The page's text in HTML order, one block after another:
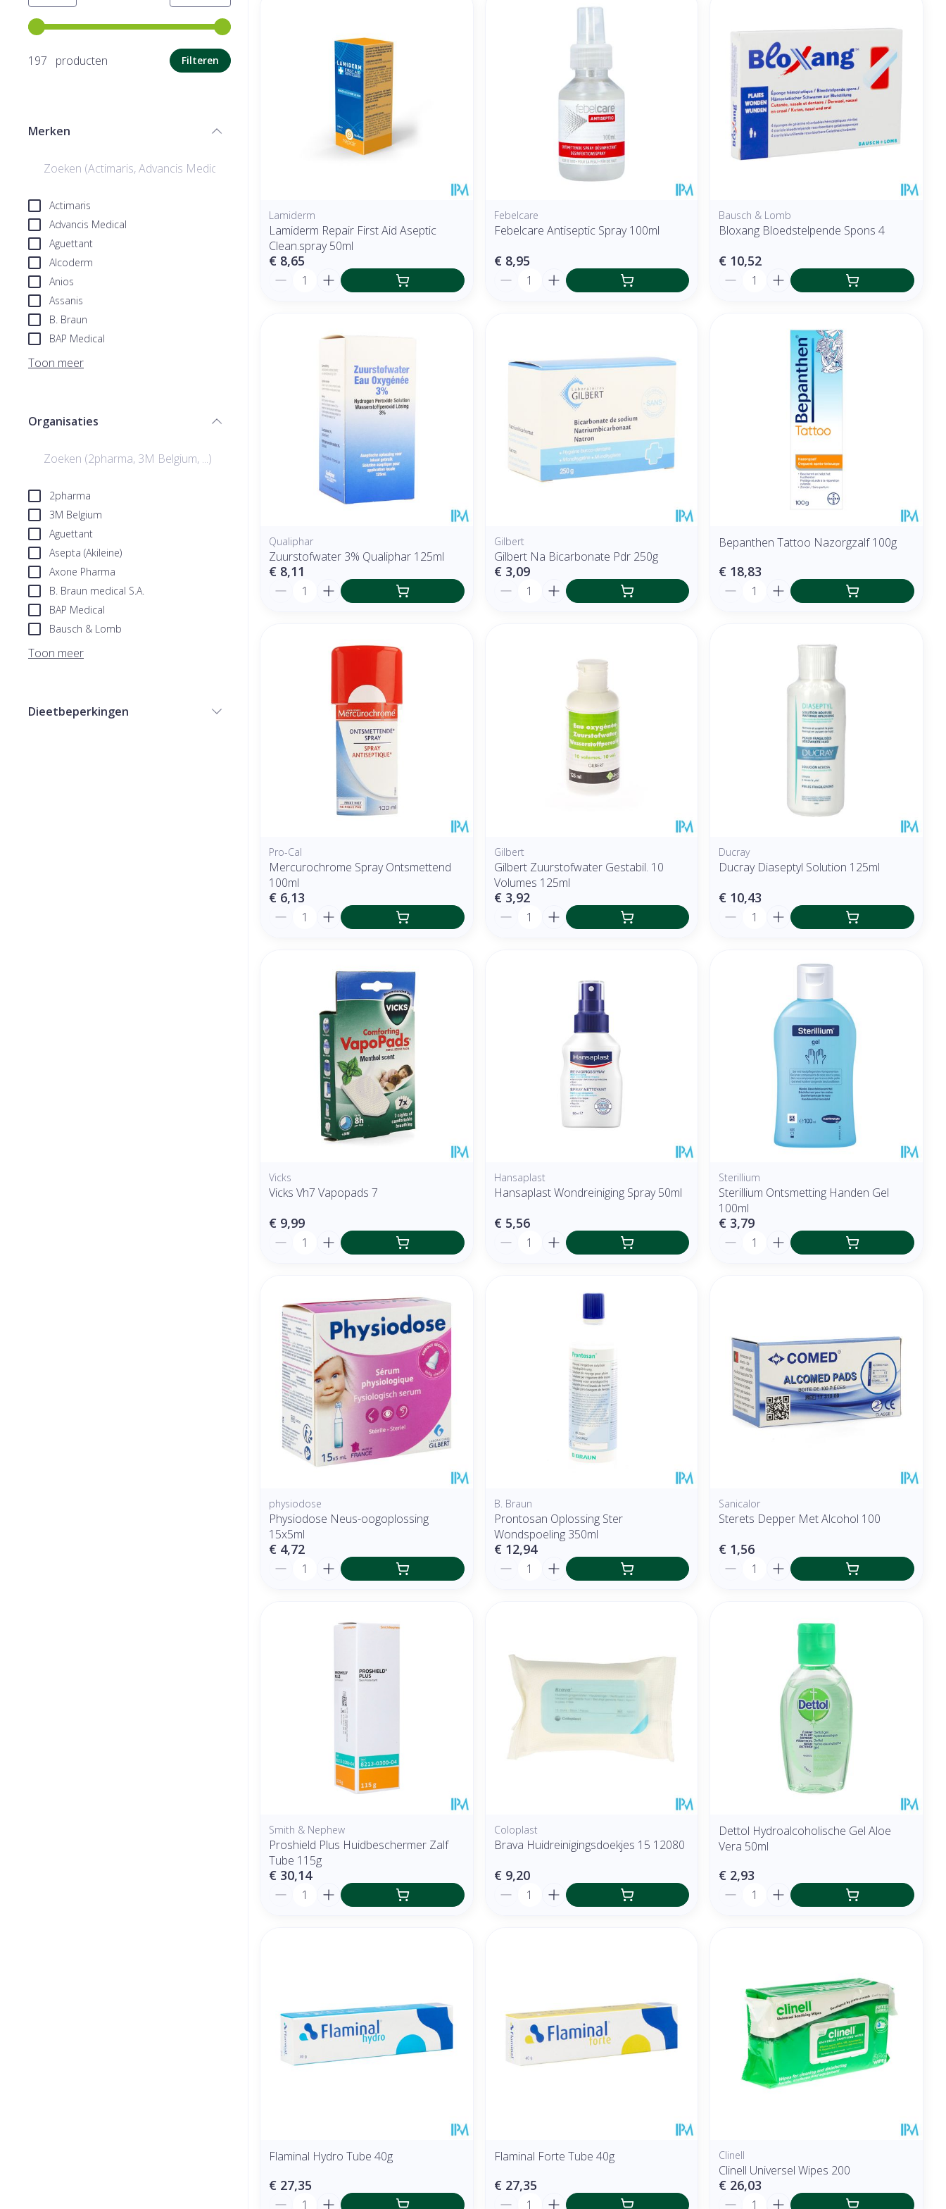
Gebruik de pijltjestoetsen links en rechts om de minimale en maximale prijswaarden aan te passen.
197 producten
Filteren
Merken
Actimaris
Advancis Medical
Aguettant
Alcoderm
Anios
Assanis
B. Braun
BAP Medical
Toon meer
Organisaties
2pharma
3M Belgium
Aguettant
Asepta (Akileine)
Axone Pharma
B. Braun medical S.A.
BAP Medical
Bausch & Lomb
Toon meer
Dieetbeperkingen
Lamiderm
Lamiderm Repair First Aid Aseptic
Clean.spray 50ml
€ 8,65
Aantal
Febelcare
Febelcare Antiseptic Spray 100ml
€ 8,95
Aantal
Bausch & Lomb
Bloxang Bloedstelpende Spons 4
€ 10,52
Aantal
Qualiphar
Zuurstofwater 3% Qualiphar 125ml
€ 8,11
Aantal
Gilbert
Gilbert Na Bicarbonate Pdr 250g
€ 3,09
Aantal
Bepanthen Tattoo Nazorgzalf 100g
€ 18,83
Aantal
Pro-Cal
Mercurochrome Spray Ontsmettend
100ml
€ 6,13
Aantal
Gilbert
Gilbert Zuurstofwater Gestabil. 10
Volumes 125ml
€ 3,92
Aantal
Ducray
Ducray Diaseptyl Solution 125ml
€ 10,43
Aantal
Vicks
Vicks Vh7 Vapopads 7
€ 9,99
Aantal
Hansaplast
Hansaplast Wondreiniging Spray 50ml
€ 5,56
Aantal
Sterillium
Sterillium Ontsmetting Handen Gel
100ml
€ 3,79
Aantal
physiodose
Physiodose Neus-oogoplossing
15x5ml
€ 4,72
Aantal
B. Braun
Prontosan Oplossing Ster
Wondspoeling 350ml
€ 12,94
Aantal
Sanicalor
Sterets Depper Met Alcohol 100
€ 1,56
Aantal
Smith & Nephew
Proshield Plus Huidbeschermer Zalf
Tube 115g
€ 30,14
Aantal
Coloplast
Brava Huidreinigingsdoekjes 15 12080
€ 9,20
Aantal
Dettol Hydroalcoholische Gel Aloe
Vera 50ml
€ 2,93
Aantal
Flaminal Hydro Tube 40g
€ 27,35
Aantal
Flaminal Forte Tube 40g
€ 27,35
Aantal
Clinell
Clinell Universel Wipes 200
€ 26,03
Aantal